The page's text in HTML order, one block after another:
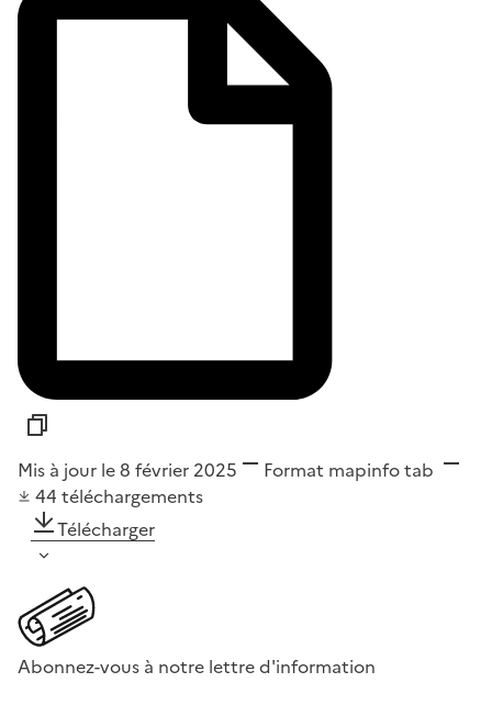
Mis à jour le 8 février 2025 Format mapinfo tab
44 téléchargements
Télécharger
Abonnez-vous à notre lettre d'information